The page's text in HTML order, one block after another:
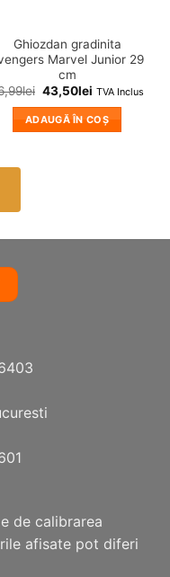
Ghiozdan gradinita
Marvel Junior 29
cm
lei 43,50lei TVA Inclus
ADAUGĂ ÎN COȘ
de calibrarea
afisate pot diferi